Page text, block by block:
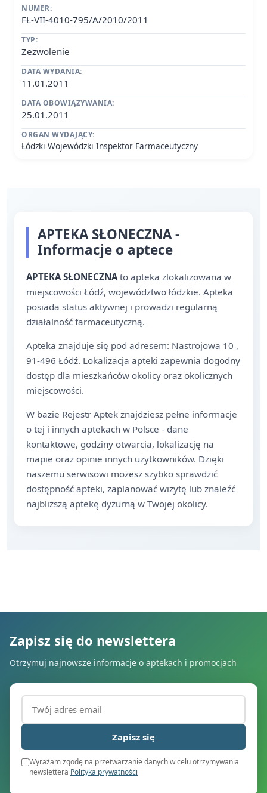
NUMER:
FŁ-VII-4010-795/A/2010/2011
TYP:
Zezwolenie
DATA WYDANIA:
11.01.2011
DATA OBOWIĄZYWANIA:
25.01.2011
ORGAN WYDAJĄCY:
Łódzki Wojewódzki Inspektor Farmaceutyczny
APTEKA SŁONECZNA -
Informacje o aptece
APTEKA SŁONECZNAto apteka zlokalizowana w
miejscowości Łódź, województwo łódzkie. Apteka
posiada status aktywnej i prowadzi regularną
działalność farmaceutyczną.
Apteka znajduje się pod adresem: Nastrojowa 10 ,
91-496 Łódź. Lokalizacja apteki zapewnia dogodny
dostęp dla mieszkańców okolicy oraz okolicznych
miejscowości.
W bazie Rejestr Aptek znajdziesz pełne informacje
o tej i innych aptekach w Polsce - dane
kontaktowe, godziny otwarcia, lokalizację na
mapie oraz opinie innych użytkowników. Dzięki
naszemu serwisowi możesz szybko sprawdzić
dostępność apteki, zaplanować wizytę lub znaleźć
najbliższą aptekę dyżurną w Twojej okolicy.
Zapisz się do newslettera
Otrzymuj najnowsze informacje o aptekach i promocjach
Adres email (wymagany)
Zapisz się
Wyrażam zgodę na przetwarzanie danych w celu otrzymywania
newslettera Polityka prywatności